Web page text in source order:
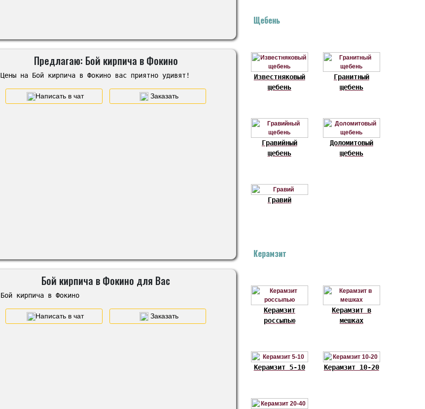
Предлагаю: Бой кирпича в Фокино
Цены на Бой кирпича в Фокино вас приятно удивят!
Написать в чат Заказать
Бой кирпича в Фокино для Вас
Бой кирпича в Фокино
Написать в чат Заказать
Щебень
Известняковый
щебень
Гранитный
щебень
Гравийный
щебень
Доломитовый
щебень
Гравий
Керамзит
Керамзит
россыпью
Керамзит в
мешках
Керамзит 5-10 Керамзит 10-20